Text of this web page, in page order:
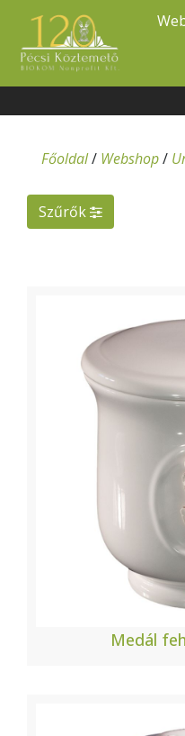
Főoldal/ Webshop/
Szűrők
Medál